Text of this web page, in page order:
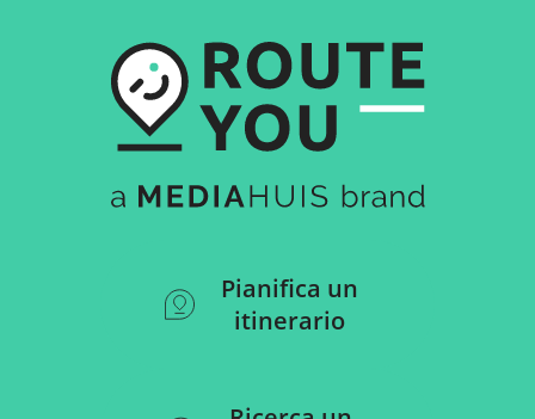
Pianifica un
itinerario